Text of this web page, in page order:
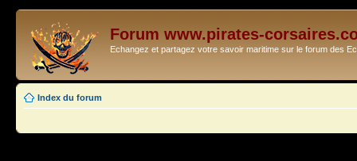
Forum www.pirates-
Echangez et partagez votre savoir maritime sur le forum des
Index du forum